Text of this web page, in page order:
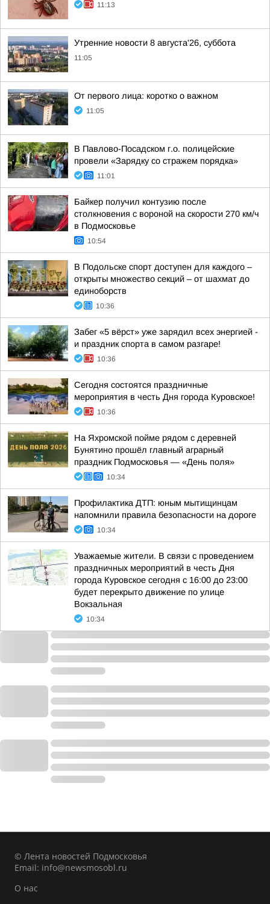
11:13
Утренние новости 8 августа'26, суббота
11:05
От первого лица: коротко о важном
11:05
В Павлово-Посадском г.о. полицейские
провели «Зарядку со стражем порядка»
11:01
Байкер получил контузию после
столкновения с вороной на скорости 270 км/ч
в Подмосковье
10:54
В Подольске спорт доступен для каждого –
открыты множество секций – от шахмат до
единоборств
10:36
Забег «5 вёрст» уже зарядил всех энергией -
и праздник спорта в самом разгаре!
10:36
Сегодня состоятся праздничные
мероприятия в честь Дня города Куровское!
10:36
На Яхромской пойме рядом с деревней
Бунятино прошёл главный аграрный
праздник Подмосковья — «День поля»
10:34
Профилактика ДТП: юным мытищинцам
напомнили правила безопасности на дороге
10:34
Уважаемые жители. В связи с проведением
праздничных мероприятий в честь Дня
города Куровское сегодня с 16:00 до 23:00
будет перекрыто движение по улице
Вокзальная
10:34
© Лента новостей Подмосковья
Email: info@newsmosobl.ru
О нас